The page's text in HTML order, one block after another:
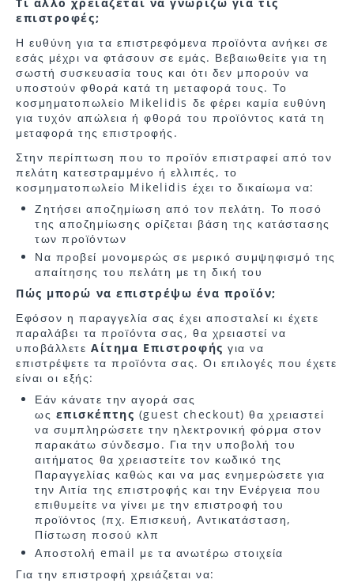
επιστροφές;
Η ευθύνη για τα επιστρεφόμενα προϊόντα ανήκει σε
εσάς μέχρι να φτάσουν σε εμάς. Βεβαιωθείτε για τη
σωστή συσκευασία τους και ότι δεν μπορούν να
υποστούν φθορά κατά τη μεταφορά τους. Το
κοσμηματοπωλείο Mikelidis δε φέρει καμία ευθύνη
για τυχόν απώλεια ή φθορά του προϊόντος κατά τη
μεταφορά της επιστροφής.
Στην περίπτωση που το προϊόν επιστραφεί από τον
πελάτη κατεστραμμένο ή ελλιπές, το
κοσμηματοπωλείο Mikelidis έχει το δικαίωμα να:
Ζητήσει αποζημίωση από τον πελάτη. Το ποσό
της αποζημίωσης ορίζεται βάση της κατάστασης
των προϊόντων
Να προβεί μονομερώς σε μερικό συμψηφισμό της
απαίτησης του πελάτη με τη δική του
Πώς μπορώ να επιστρέψω ένα προϊόν;
Εφόσον η παραγγελία σας έχει αποσταλεί κι έχετε
παραλάβει τα προϊόντα σας, θα χρειαστεί να
υποβάλλετε Αίτημα Επιστροφήςγια να
επιστρέψετε τα προϊόντα σας. Οι επιλογές που έχετε
είναι οι εξής:
Εάν κάνατε την αγορά σας
ως επισκέπτης (guest checkout) θα χρειαστεί
να συμπληρώσετε την ηλεκτρονική φόρμα στον
παρακάτω σύνδεσμο. Για την υποβολή του
αιτήματος θα χρειαστείτε τον κωδικό της
Παραγγελίας καθώς και να μας ενημερώσετε για
την Αιτία της επιστροφής και την Ενέργεια που
επιθυμείτε να γίνει με την επιστροφή του
προϊόντος (πχ. Επισκευή, Αντικατάσταση,
Πίστωση ποσού κλπ
Αποστολή email με τα ανωτέρω στοιχεία
Για την επιστροφή χρειάζεται να: